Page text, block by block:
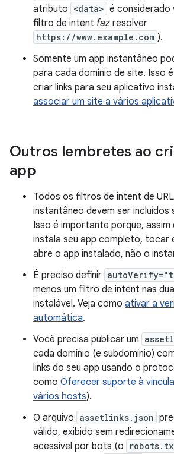
atributo <data> é considerado
filtro de intent faz resolver
https://www.example.com ).
Somente um app instantâneo
para cada domínio de site. Isso
criar links para seu aplicativo
associar um site a vários
Outros lembretes ao
app
Todos os filtros de intent de
instantâneo devem ser incluídos
Isso é importante porque, assim
instala seu app completo, tocar
abre o app instalado, não o
É preciso definir
menos um filtro de intent nas
instalável. Veja como ativar a
automática.
Você precisa publicar um
cada domínio (e subdomínio)
links do seu app usando o
como Oferecer suporte à
vários hosts).
O arquivo assetlinks.json
válido, exibido sem
acessível por bots (o